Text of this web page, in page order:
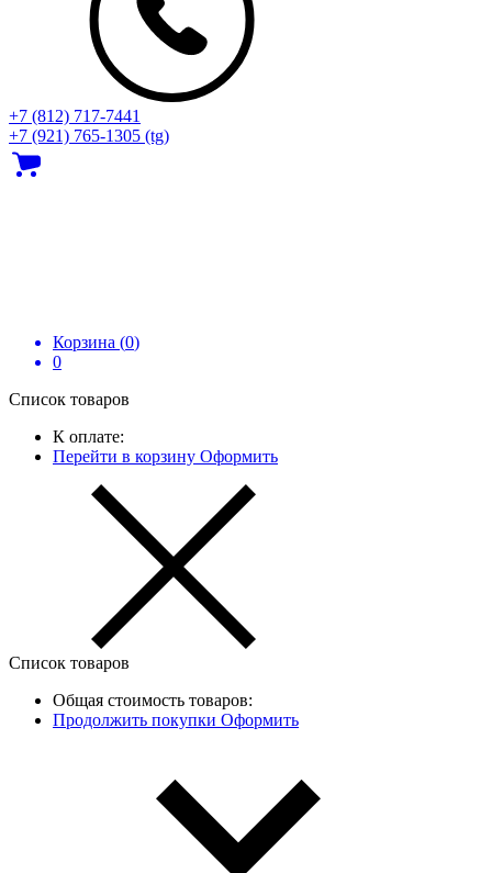
+7 (812) 717‑7441
+7 (921) 765-1305 (tg)
Корзина (0)
0
Список товаров
К оплате:
Перейти в корзину Оформить
Список товаров
Общая стоимость товаров:
Продолжить покупки Оформить